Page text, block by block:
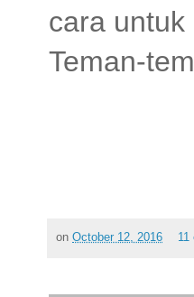
cara untuk
Teman-
on October 12, 2016 11